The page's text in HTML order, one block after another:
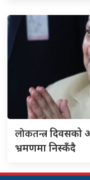
लोकतन्त्रदिवसको
भ्रमणमा निस्कँदै